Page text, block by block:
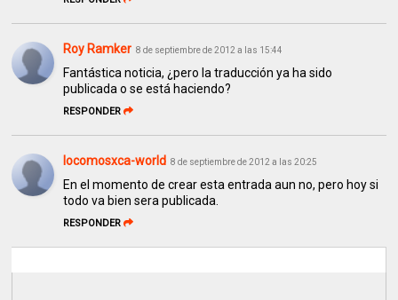
Roy Ramker 8 de septiembre de 2012 a las 15:44
Fantástica noticia, ¿pero la traducción ya ha sido
publicada o se está haciendo?
RESPONDER
locomosxca-world 8 de septiembre de 2012 a las 20:25
En el momento de crear esta entrada aun no, pero hoy si
todo va bien sera publicada.
RESPONDER